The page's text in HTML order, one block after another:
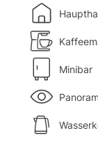
Minibar